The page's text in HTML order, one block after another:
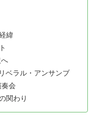
緯
ベラル・アンサンブ
会
関わり